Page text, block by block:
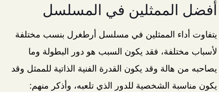
أفضل الممثلين في المسلسل
يتفاوت أداء الممثلين في مسلسل أرطغرل بنسب مختلفة
لأسباب مختلفة، فقد يكون السبب هو دور البطولة وما
يصاحبه من هالة وقد يكون القدرة الفنية الذاتية للممثل وقد
يكون مناسبة الشخصية للدور الذي تلعبه، وأذكر منهم: